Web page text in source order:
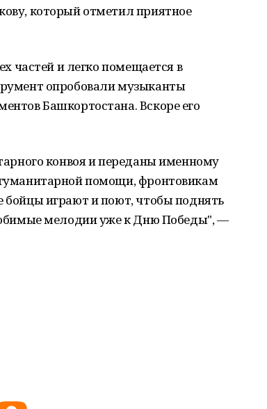
который отметил приятное
частей и легко помещается в
опробовали музыканты
Башкортостана. Вскоре его
конвоя и переданы именному
помощи, фронтовикам
играют и поют, чтобы поднять
мелодии уже к Дню Победы", —